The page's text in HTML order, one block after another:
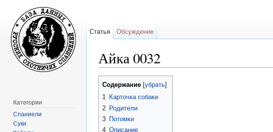
Айка 0032
Содержание убрать
1 Карточка собаки
2 Родители
3 Потомки
4 Описание
Статья Обсуждение
Категории
Спаниели
Суки